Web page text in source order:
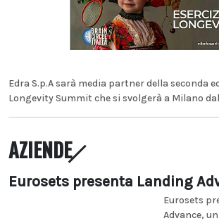
Edra S.p.A sarà media partner della seconda
Longevity Summit che si svolgerà a Milano dal
AZIENDE
Eurosets presenta Landing
Eurosets
Advance,